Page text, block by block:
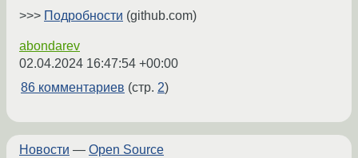
>>> Подробности (github.com)
abondarev
02.04.2024 16:47:54 +00:00
86 комментариев (стр. 2)
Новости — Open Source